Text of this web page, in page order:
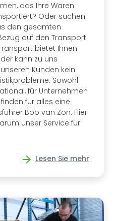
das Ihre Waren
Oder suchen
den gesamten
auf den Transport
bietet Ihnen
kann zu uns
Kunden kein
Sowohl
für Unternehmen
für alles eine
Bob van Zon. Hier
unser Service für
Lesen Sie mehr